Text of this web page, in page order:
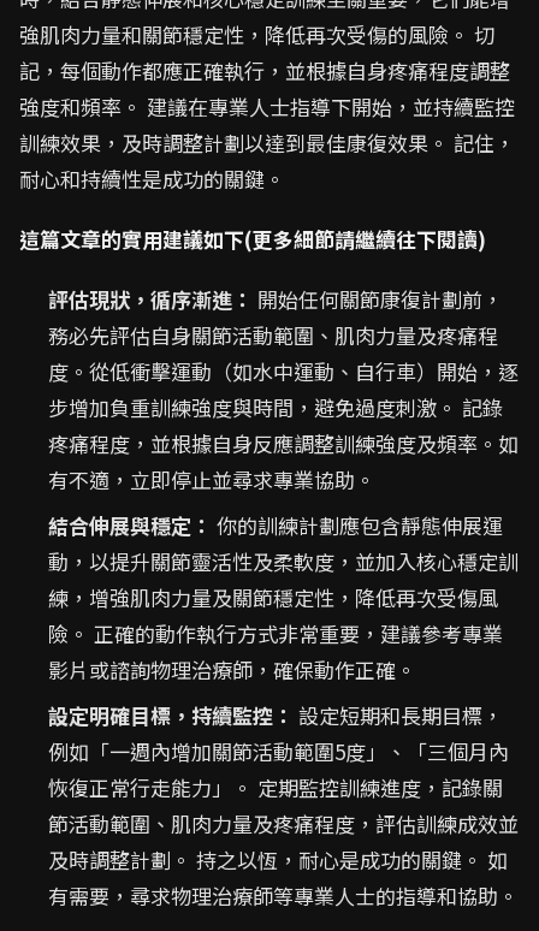
強肌肉力量和關節穩定性，降低再次受傷的風險。 切
記，每個動作都應正確執行，並根據自身疼痛程度調整
強度和頻率。 建議在專業人士指導下開始，並持續監控
訓練效果，及時調整計劃以達到最佳康復效果。 記住，
耐心和持續性是成功的關鍵。
這篇文章的實用建議如下(更多細節請繼續往下閱讀)
評估現狀，循序漸進： 開始任何關節康復計劃前，
務必先評估自身關節活動範圍、肌肉力量及疼痛程
度。從低衝擊運動（如水中運動、自行車）開始，逐
步增加負重訓練強度與時間，避免過度刺激。 記錄
疼痛程度，並根據自身反應調整訓練強度及頻率。如
有不適，立即停止並尋求專業協助。
結合伸展與穩定： 你的訓練計劃應包含靜態伸展運
動，以提升關節靈活性及柔軟度，並加入核心穩定訓
練，增強肌肉力量及關節穩定性，降低再次受傷風
險。 正確的動作執行方式非常重要，建議參考專業
影片或諮詢物理治療師，確保動作正確。
設定明確目標，持續監控： 設定短期和長期目標，
例如「一週內增加關節活動範圍5度」、「三個月內
恢復正常行走能力」。 定期監控訓練進度，記錄關
節活動範圍、肌肉力量及疼痛程度，評估訓練成效並
及時調整計劃。 持之以恆，耐心是成功的關鍵。 如
有需要，尋求物理治療師等專業人士的指導和協助。